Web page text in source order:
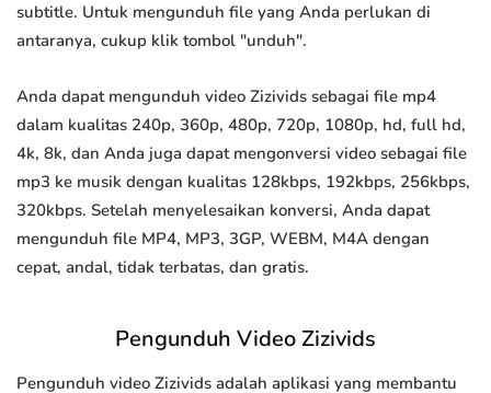
subtitle. Untuk mengunduh file yang Anda perlukan di
antaranya, cukup klik tombol "unduh".
Anda dapat mengunduh video Zizivids sebagai file mp4
dalam kualitas 240p, 360p, 480p, 720p, 1080p, hd, full hd,
4k, 8k, dan Anda juga dapat mengonversi video sebagai file
mp3 ke musik dengan kualitas 128kbps, 192kbps, 256kbps,
320kbps. Setelah menyelesaikan konversi, Anda dapat
mengunduh file MP4, MP3, 3GP, WEBM, M4A dengan
cepat, andal, tidak terbatas, dan gratis.
Pengunduh Video Zizivids
Pengunduh video Zizivids adalah aplikasi yang membantu